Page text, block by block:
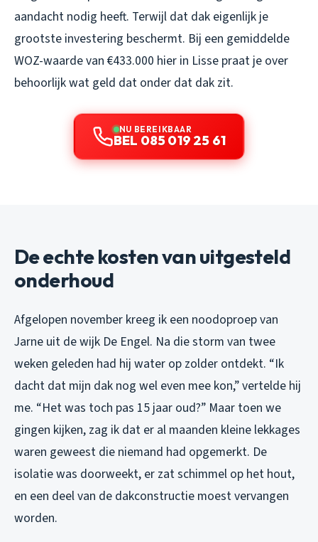
aandacht nodig heeft. Terwijl dat dak eigenlijk je
grootste investering beschermt. Bij een gemiddelde
WOZ-waarde van €433.000 hier in Lisse praat je over
behoorlijk wat geld dat onder dat dak zit.
NU BEREIKBAAR
BEL 085 019 25 61
De echte kosten van uitgesteld
onderhoud
Afgelopen november kreeg ik een noodoproep van
Jarne uit de wijk De Engel. Na die storm van twee
weken geleden had hij water op zolder ontdekt. “Ik
dacht dat mijn dak nog wel even mee kon,” vertelde hij
me. “Het was toch pas 15 jaar oud?” Maar toen we
gingen kijken, zag ik dat er al maanden kleine lekkages
waren geweest die niemand had opgemerkt. De
isolatie was doorweekt, er zat schimmel op het hout,
en een deel van de dakconstructie moest vervangen
worden.